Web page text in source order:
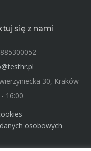
się z nami
30, Kraków
16:00
osobowych